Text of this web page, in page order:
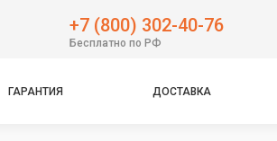
+7 (800) 302-40-76
Бесплатно по РФ
ГАРАНТИЯ ДОСТАВКА